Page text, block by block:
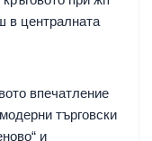
в централната
впечатление
търговски
и